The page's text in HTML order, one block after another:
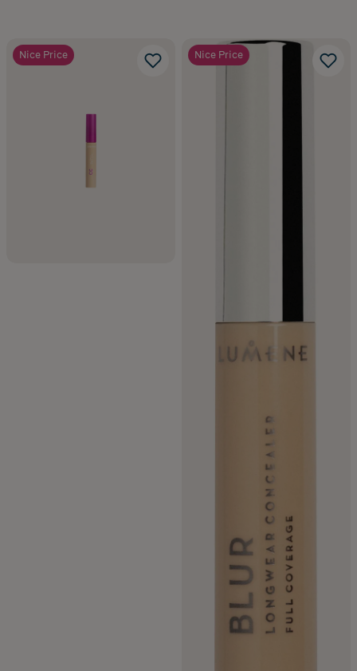
Nice Price Nice Price